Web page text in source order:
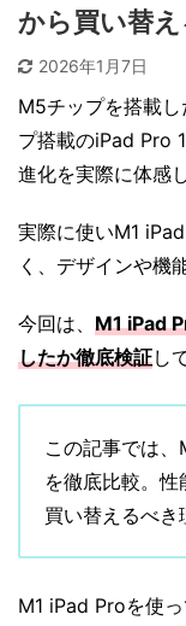
から買い替え
2026年1月7日
M5チップを搭載
プ搭載のiPad Pro
進化を実際に体感
実際に使いM1
く、デザインや機
今回は、 M1 iPad
したか徹底検証し
この記事では
を徹底比較。性
買い替えるべき
M1 iPad Proを使